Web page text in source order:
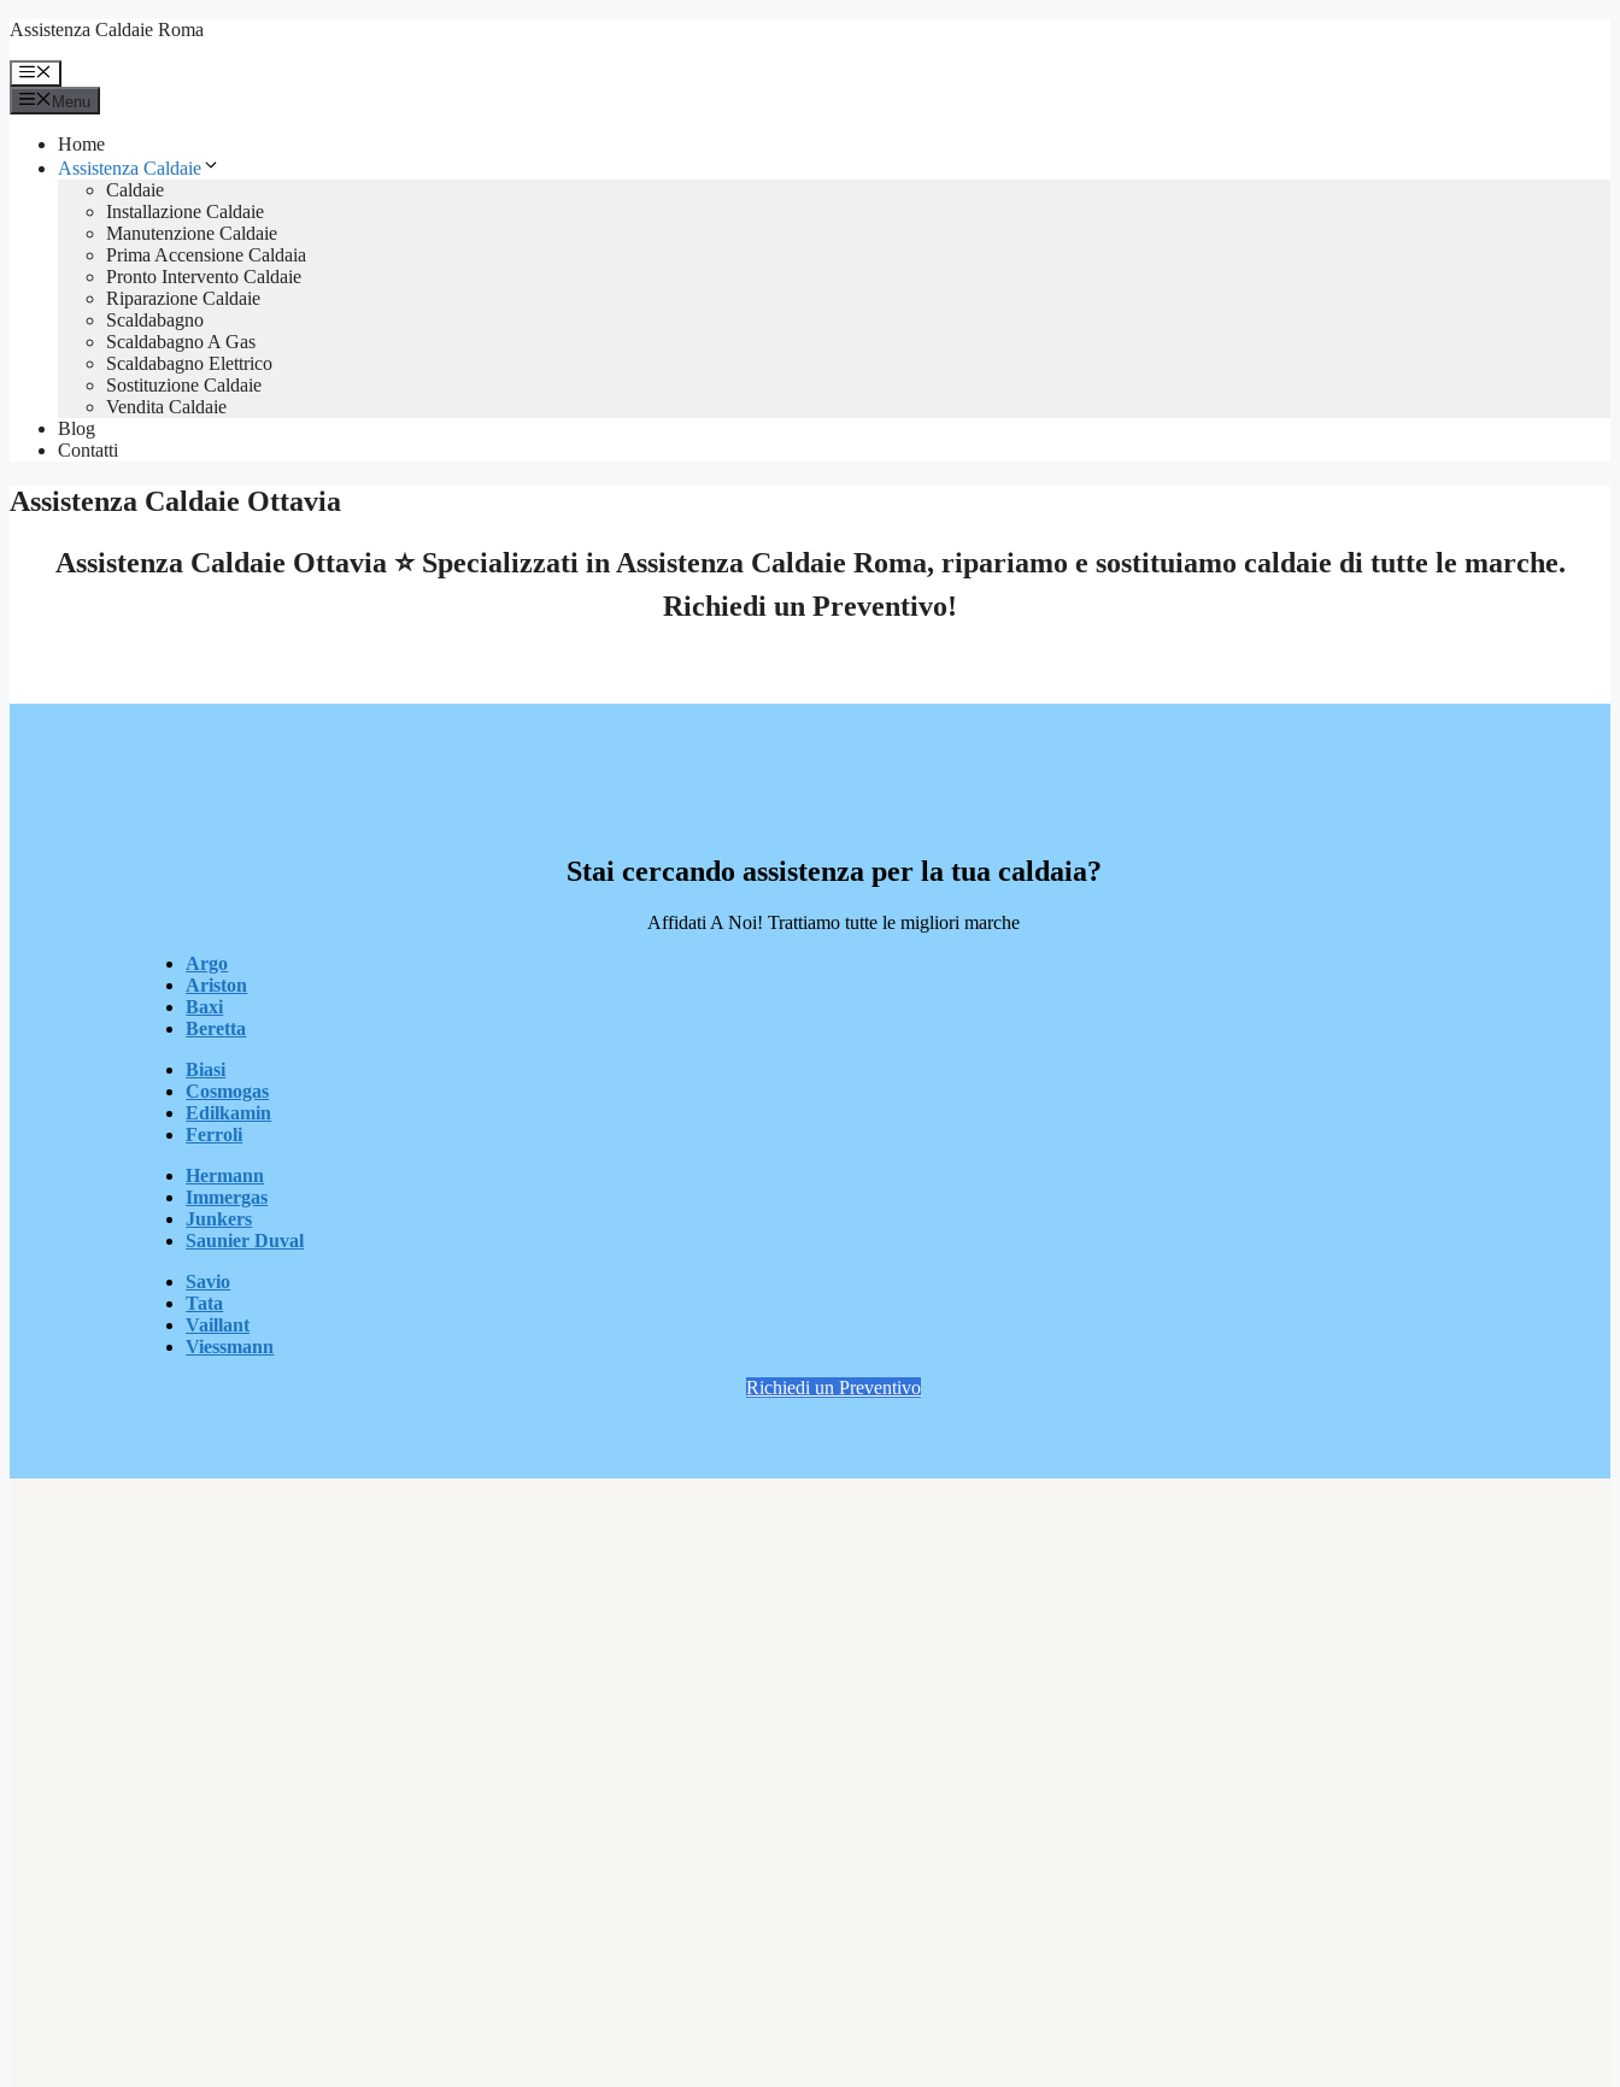
Vai
contenuto
Assistenza Caldaie Roma
Menu
Menu
Home
Assistenza Caldaie
Caldaie
Installazione Caldaie
Manutenzione Caldaie
Prima Accensione Caldaia
Pronto Intervento Caldaie
Riparazione Caldaie
Scaldabagno
Scaldabagno A Gas
Scaldabagno Elettrico
Sostituzione Caldaie
Vendita Caldaie
Blog
Contatti
Assistenza Caldaie Ottavia
Assistenza Caldaie Ottavia ⭐ Specializzati in Assistenza Caldaie Roma, ripariamo e sostituiamo caldaie di tutte le marche.
Richiedi un Preventivo!
Stai cercando assistenza per la tua caldaia?
Affidati A Noi! Trattiamo tutte le migliori marche
Argo
Ariston
Baxi
Beretta
Biasi
Cosmogas
Edilkamin
Ferroli
Hermann
Immergas
Junkers
Saunier Duval
Savio
Tata
Vaillant
Viessmann
Richiedi un Preventivo